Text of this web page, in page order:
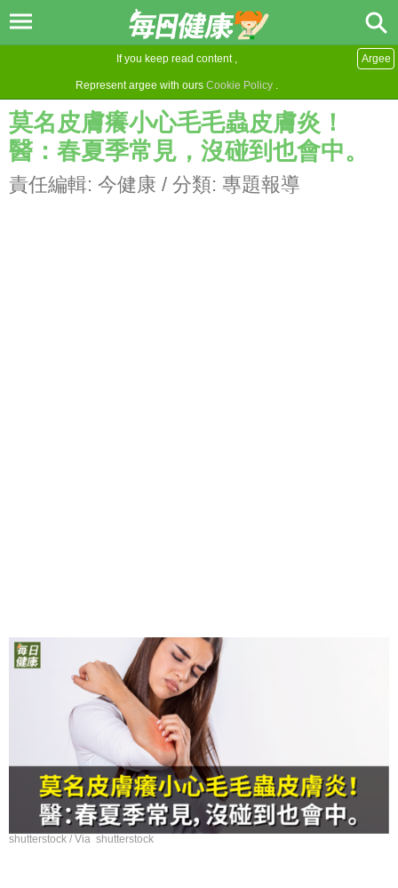
If you keep read content ,
Represent argee with ours Cookie Policy .
Argee
莫名皮膚癢小心毛毛蟲皮膚炎！
醫：春夏季常見，沒碰到也會中。
責任編輯: 今健康 / 分類: 專題報導
shutterstock / Via shutterstock